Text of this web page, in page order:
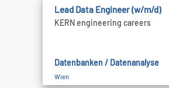
Lead Data Engineer (w/m/d)
KERN engineering careers
Datenbanken / Datenanalyse
Wien